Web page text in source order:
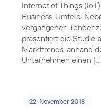
Internet of Things
Business-Umfeld.
vergangenen
präsentiert die Studie
Markttrends, anhand
Unternehmen einen
22. November 2018